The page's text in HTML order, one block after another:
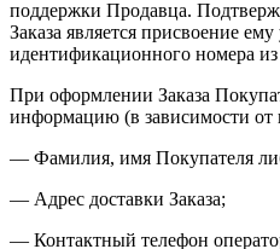
поддержки Продавца.
Заказа является присвоение
идентификационного номера
При оформлении Заказа
информацию (в зависимости от
— Фамилия, имя Покупателя
— Адрес доставки Заказа;
— Контактный телефон